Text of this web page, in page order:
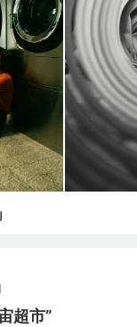
融入自己总结的东
超市”